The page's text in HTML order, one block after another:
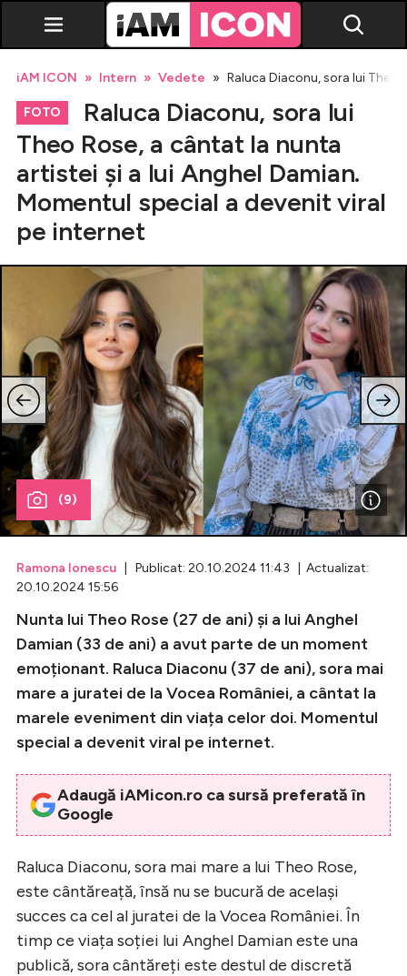
Vedete
Breaking news
Emisiuni TV
Horoscop
Lifestyle
Celebrități
Breaking News
Intră în cont
Creează cont
iAM ICON Intern Vedete Raluca Diaconu, sora lui Theo
FOTO
Raluca Diaconu, sora lui
Theo Rose, a cântat la nunta
artistei și a lui Anghel Damian.
Momentul special a devenit viral
pe internet
(9)
Ramona Ionescu | Publicat: 20.10.2024 11:43 | Actualizat:
20.10.2024 15:56
Nunta lui Theo Rose (27 de ani) și a lui Anghel
Damian (33 de ani) a avut parte de un moment
emoționant. Raluca Diaconu (37 de ani), sora mai
mare a juratei de la Vocea României, a cântat la
marele eveniment din viața celor doi. Momentul
special a devenit viral pe internet.
Adaugă iAMicon.ro ca sursă preferată în
Google
Raluca Diaconu, sora mai mare a lui Theo Rose,
este cântăreață, însă nu se bucură de același
succes ca cel al juratei de la Vocea României. În
timp ce viața soției lui Anghel Damian este una
publică, sora cântăreți este destul de discretă